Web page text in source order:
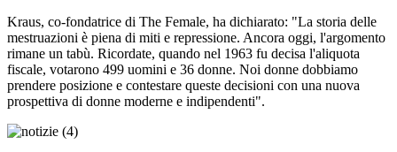
Kraus, co-fondatrice di The Female, ha dichiarato: "La storia delle
mestruazioni è piena di miti e repressione. Ancora oggi, l'argomento
rimane un tabù. Ricordate, quando nel 1963 fu decisa l'aliquota
fiscale, votarono 499 uomini e 36 donne. Noi donne dobbiamo
prendere posizione e contestare queste decisioni con una nuova
prospettiva di donne moderne e indipendenti".